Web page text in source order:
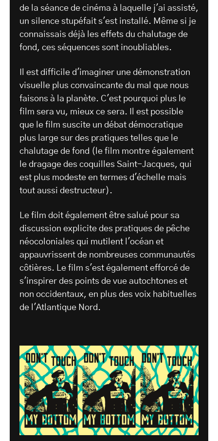
de la séance de cinéma à laquelle j'ai assisté,
un silence stupéfait s'est installé. Même si je
connaissais déjà les effets du chalutage de
fond, ces séquences sont inoubliables.
Il est difficile d'imaginer une démonstration
visuelle plus convaincante du mal que nous
faisons à la planète. C'est pourquoi plus le
film sera vu, mieux ce sera. Il est possible
que le film suscite un débat démocratique
plus large sur des pratiques telles que le
chalutage de fond (le film montre également
le dragage des coquilles Saint-Jacques, qui
est plus modeste en termes d'échelle mais
tout aussi destructeur).
Le film doit également être salué pour sa
discussion explicite des pratiques de pêche
néocoloniales qui mutilent l'océan et
appauvrissent de nombreuses communautés
côtières. Le film s'est également efforcé de
s'inspirer des points de vue autochtones et
non occidentaux, en plus des voix habituelles
de l'Atlantique Nord.